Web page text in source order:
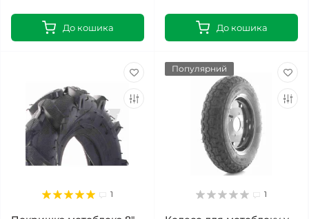
До кошика До кошика
1
Популярний
1